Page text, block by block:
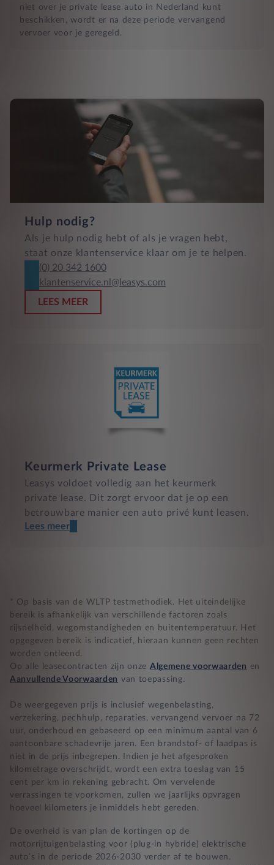
niet over je private lease auto in Nederland kunt
beschikken, wordt er na deze periode vervangend
vervoer voor je geregeld.
Hulp nodig?
Als je hulp nodig hebt of als je vragen hebt,
staat onze klantenservice klaar om je te helpen.
(0) 20 342 1600
klantenservice.nl@leasys.com
LEES MEER
Keurmerk Private Lease
Leasys voldoet volledig aan het keurmerk
private lease. Dit zorgt ervoor dat je op een
betrouwbare manier een auto privé kunt leasen.
Nooit te hoge financiële lasten
BB 14 dagen bedenktijd
Zekerheid bij klachten
Lees meer
* Op basis van de WLTP testmethodiek. Het uiteindelijke
bereik is afhankelijk van verschillende factoren zoals
rijsnelheid, wegomstandigheden en buitentemperatuur. Het
opgegeven bereik is indicatief, hieraan kunnen geen rechten
worden ontleend.
Op alle leasecontracten zijn onze Algemene voorwaarden en
Aanvullende Voorwaarden van toepassing.
De weergegeven prijs is inclusief wegenbelasting,
verzekering, pechhulp, reparaties, vervangend vervoer na 72
uur, onderhoud en gebaseerd op een minimum aantal van 6
aantoonbare schadevrije jaren. Een brandstof- of laadpas is
niet in de prijs inbegrepen. Indien je het afgesproken
kilometrage overschrijdt, wordt een extra toeslag van 15
cent per km in rekening gebracht. Om vervelende
verrassingen te voorkomen, zullen we jaarlijks opvragen
hoeveel kilometers je inmiddels hebt gereden.
De overheid is van plan de kortingen op de
motorrijtuigenbelasting voor (plug-in hybride) elektrische
auto’s in de periode 2026-2030 verder af te bouwen.